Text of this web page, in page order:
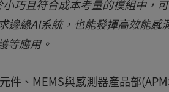
巧且符合成本考量的模組中，
邊緣AI系統，也能發揮高效能
等應用。
件、MEMS與感測器產品部